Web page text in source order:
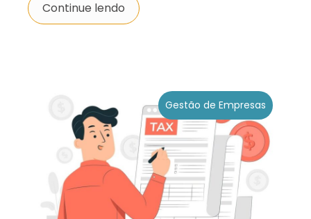
Continue lendo
Gestão de Empresas